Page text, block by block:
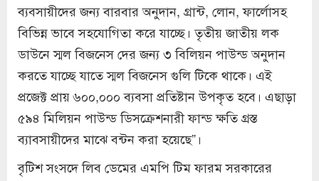
ব্যবসায়ীদের জন্য বারবার অনুদান, গ্রান্ট, লোন, ফার্লোসহ
বিভিন্ন ভাবে সহযোগিতা করে যাচ্ছে। তৃতীয় জাতীয় লক
ডাউনে স্মল বিজনেস দের জন্য ৩ বিলিয়ন পাউন্ড অনুদান
করতে যাচ্ছে যাতে স্মল বিজনেস গুলি টিকে থাকে। এই
প্রজেক্ট প্রায় ৬০০,০০০ ব্যবসা প্রতিষ্টান উপকৃত হবে। এছাড়া
৫৯৪ মিলিয়ন পাউন্ড ডিসক্রেশনারী ফান্ড ক্ষতি গ্রস্ত
ব্যাবসায়ীদের মাঝে বন্টন করা হয়েছে”।
বৃটিশ সংসদে লিব ডেমের এমপি টিম ফারম সরকারের